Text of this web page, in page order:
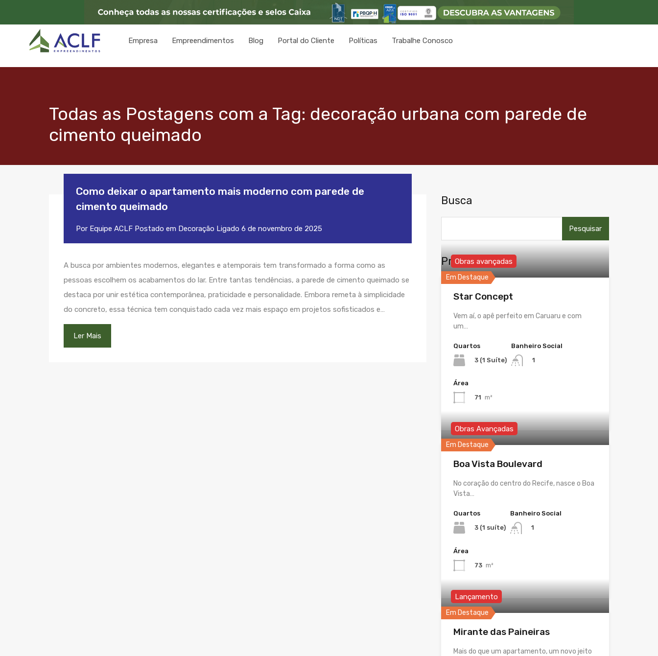
Empresa Empreendimentos Blog Portal do Cliente Políticas Trabalhe Conosco
Todas as Postagens com a Tag: decoração urbana com parede de
cimento queimado
Como deixar o apartamento mais moderno com parede de
cimento queimado
Por Equipe ACLF Postado em Decoração Ligado 6 de novembro de 2025
A busca por ambientes modernos, elegantes e atemporais tem transformado a forma como as
pessoas escolhem os acabamentos do lar. Entre tantas tendências, a parede de cimento queimado se
destaca por unir estética contemporânea, praticidade e personalidade. Embora remeta à simplicidade
do concreto, essa técnica tem conquistado cada vez mais espaço em projetos sofisticados e…
Ler Mais
Busca
por:
Propriedades
Em Destaque
Obras avançadas
Star Concept
Vem aí, o apê perfeito em Caruaru e com
um…
Quartos
3 (1 Suíte)
Banheiro Social
1
Área
71 m²
Em Destaque
Obras Avançadas
Boa Vista Boulevard
No coração do centro do Recife, nasce o Boa
Vista…
Quartos
3 (1 suíte)
Banheiro Social
1
Área
73 m²
Em Destaque
Lançamento
Mirante das Paineiras
Mais do que um apartamento, um novo jeito